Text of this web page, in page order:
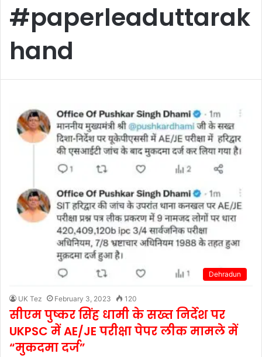
#paperleaduttarak
hand
Dehradun
UK Tez February 3, 2023 120
सीएम पुष्कर सिंह धामी के सख्त निर्देश पर
UKPSC में AE/JE परीक्षा पेपर लीक मामले में
“मुकदमा दर्ज”